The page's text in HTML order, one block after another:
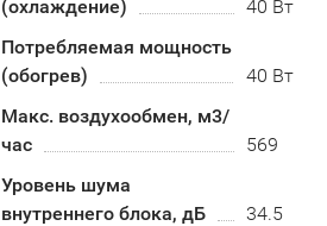
(охлаждение)
40 Вт
Потребляемая мощность
(обогрев)
40 Вт
Макс. воздухообмен, м3/
час
569
Уровень шума
внутреннего блока, дБ
34.5